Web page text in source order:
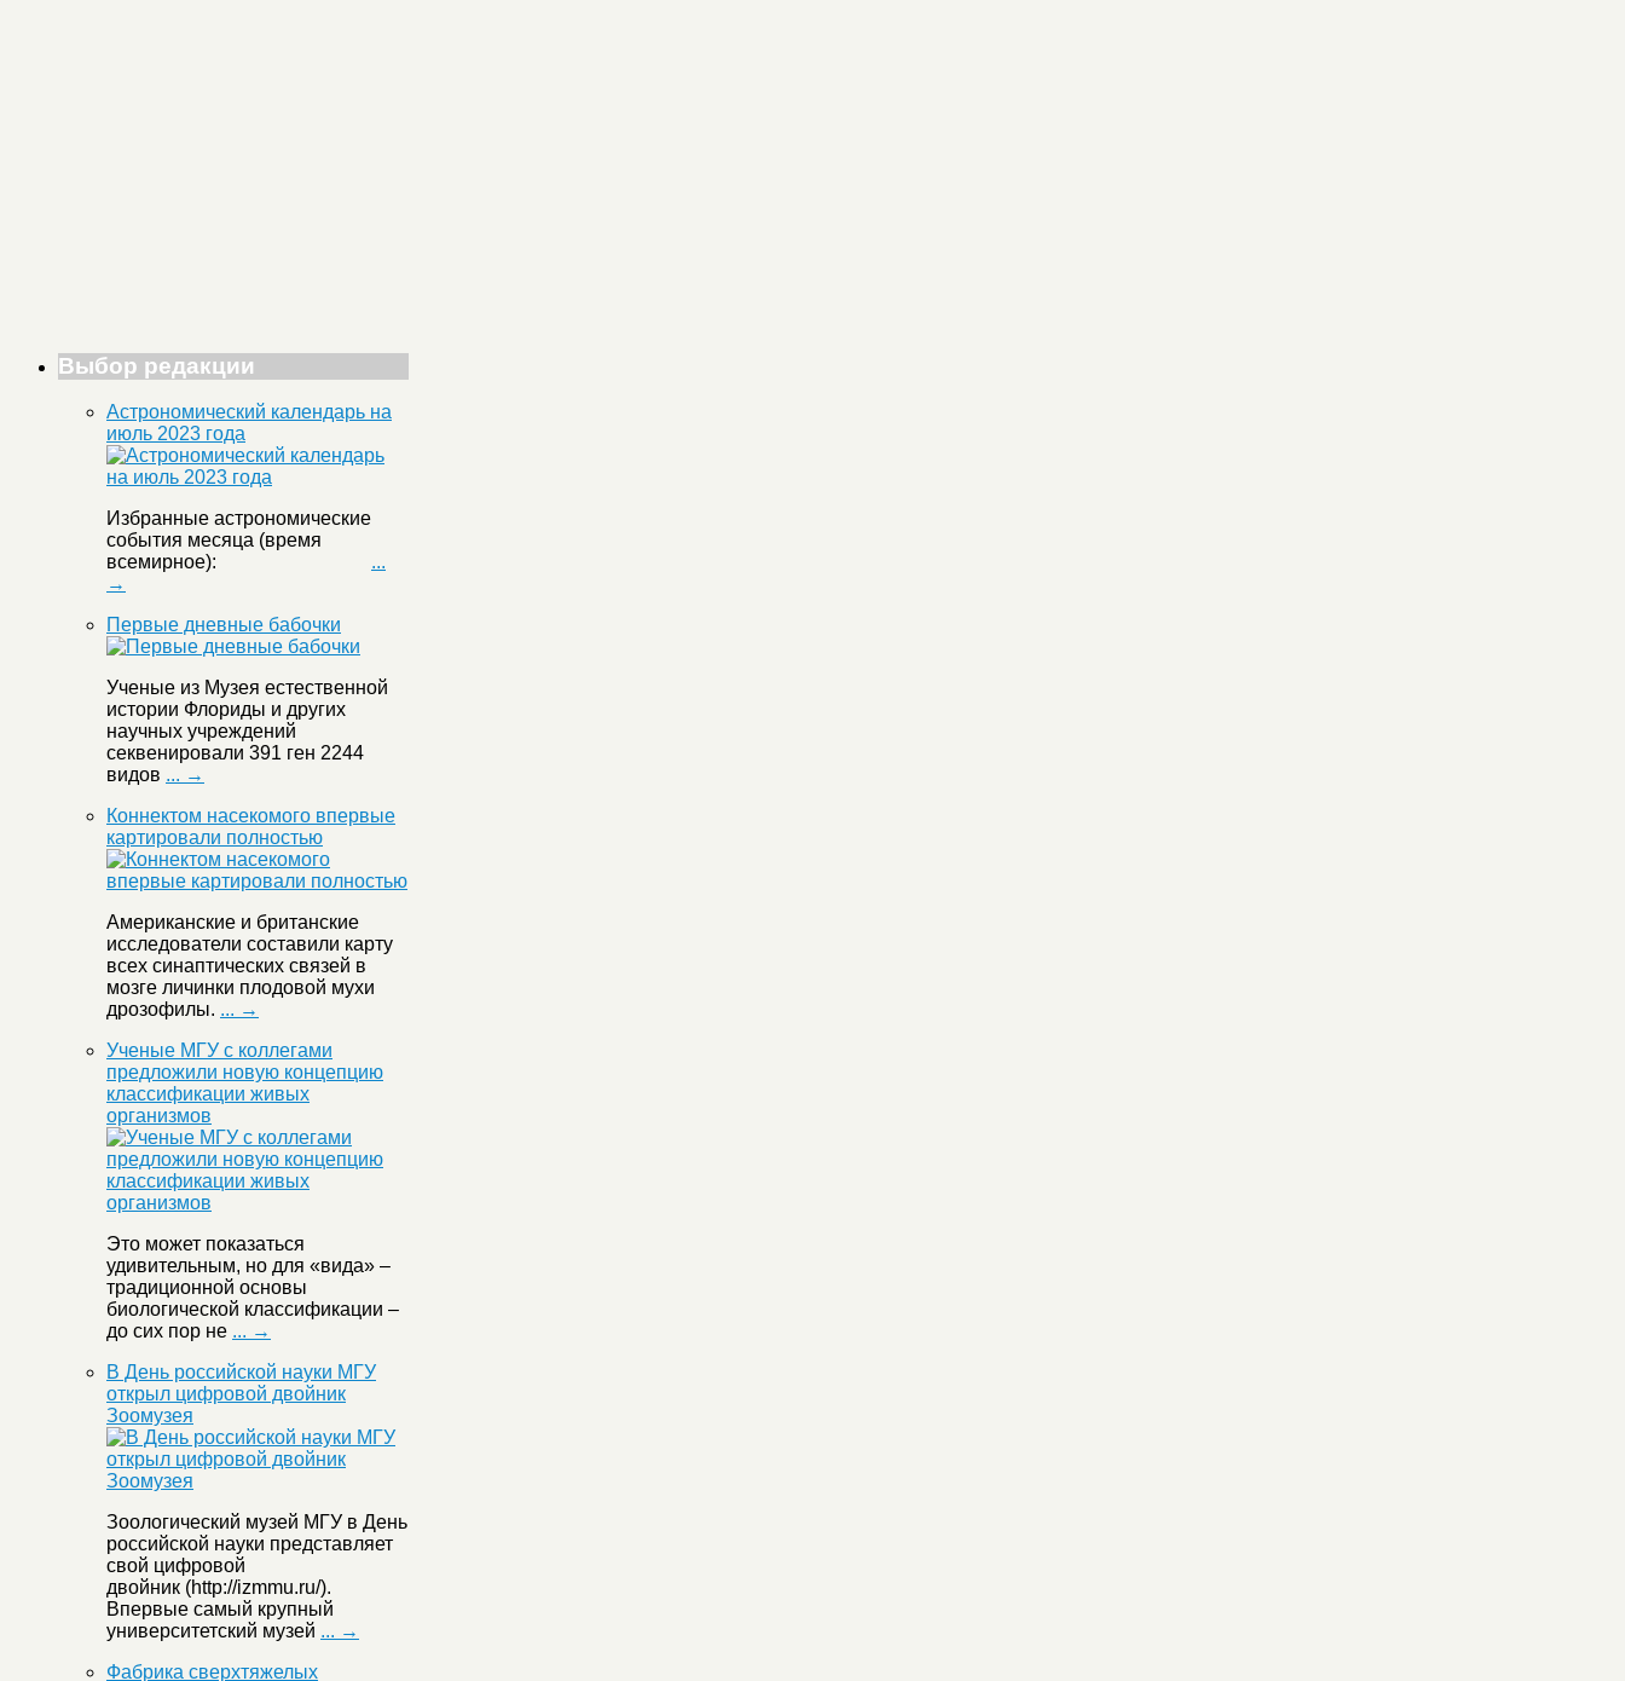
Выбор редакции
Астрономический календарь на
июль 2023 года
Избранные астрономические
события месяца (время
всемирное): ...
→
Первые дневные бабочки
Ученые из Музея естественной
истории Флориды и других
научных учреждений
секвенировали 391 ген 2244
видов ... →
Коннектом насекомого впервые
картировали полностью
Американские и британские
исследователи составили карту
всех синаптических связей в
мозге личинки плодовой мухи
дрозофилы. ... →
Ученые МГУ с коллегами
предложили новую концепцию
классификации живых
организмов
Это может показаться
удивительным, но для «вида» –
традиционной основы
биологической классификации –
до сих пор не ... →
В День российской науки МГУ
открыл цифровой двойник
Зоомузея
Зоологический музей МГУ в День
российской науки представляет
свой цифровой
двойник (http://izmmu.ru/).
Впервые самый крупный
университетский музей ... →
Фабрика сверхтяжелых